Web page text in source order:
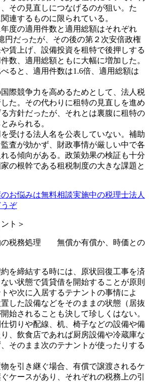
その見直しにつなげるのが狙い。た
連するものに限られている。
度の適用件数と適用総額はそれぞれ
円だったが、その後の第２次安倍政権
賃上げ、設備投資を租特で後押しする
数、適用総額ともに大幅に増加した。
ると、適用件数は1.6倍、適用総額は
際競争力を高めるためとして、法人税
た。その代わりに租特の見直しを進め
方針だったが、それとは裏腹に租特の
みられる。
受ける法人名を公表していない。補助
査が効かず、財政事情が厳しい中で各
る傾向がある。政策効果の検証も十分
の根幹である租税制度の大きな課題と
お悩みは無料相談実施中の税理士法人
ぞ
ト＞
の税務処理 無償か有償か、時価との
を締結する時には、原状回復工事を済
い状態で賃貸借を開始することが原則
や次に入居するテナントの事情によ
した設備などをそのままの状態（居抜
始されることも決して珍しくはない。
切りや配線、机、椅子などの設備や備
、飲食店であれば厨房設備や冷蔵庫な
そのまま次のテナントが使ったりする
を引き継ぐ場合、有償で譲渡されるケ
ケースがあり、それぞれの税務上の引